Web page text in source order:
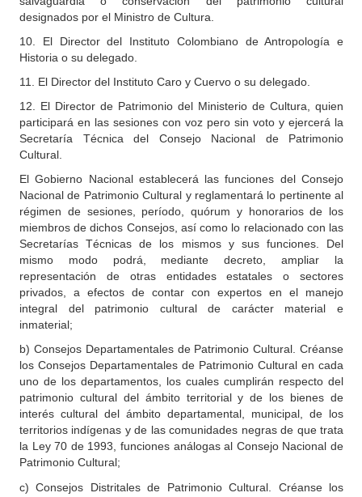
designados por el Ministro de Cultura.
10. El Director del Instituto Colombiano de Antropología e
Historia o su delegado.
11. El Director del Instituto Caro y Cuervo o su delegado.
12. El Director de Patrimonio del Ministerio de Cultura, quien
participará en las sesiones con voz pero sin voto y ejercerá la
Secretaría Técnica del Consejo Nacional de Patrimonio
Cultural.
El Gobierno Nacional establecerá las funciones del Consejo
Nacional de Patrimonio Cultural y reglamentará lo pertinente al
régimen de sesiones, período, quórum y honorarios de los
miembros de dichos Consejos, así como lo relacionado con las
Secretarías Técnicas de los mismos y sus funciones. Del
mismo modo podrá, mediante decreto, ampliar la
representación de otras entidades estatales o sectores
privados, a efectos de contar con expertos en el manejo
integral del patrimonio cultural de carácter material e
inmaterial;
b) Consejos Departamentales de Patrimonio Cultural. Créanse
los Consejos Departamentales de Patrimonio Cultural en cada
uno de los departamentos, los cuales cumplirán respecto del
patrimonio cultural del ámbito territorial y de los bienes de
interés cultural del ámbito departamental, municipal, de los
territorios indígenas y de las comunidades negras de que trata
la Ley 70 de 1993, funciones análogas al Consejo Nacional de
Patrimonio Cultural;
c) Consejos Distritales de Patrimonio Cultural. Créanse los